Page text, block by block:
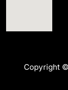
Copyright